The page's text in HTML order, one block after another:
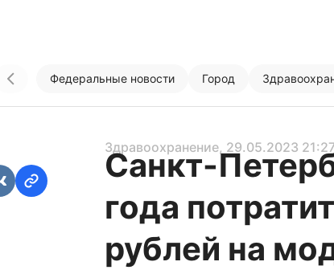
Федеральные новости Город
Здравоохранение, 29.05.2023
Санкт-
года
рублей на